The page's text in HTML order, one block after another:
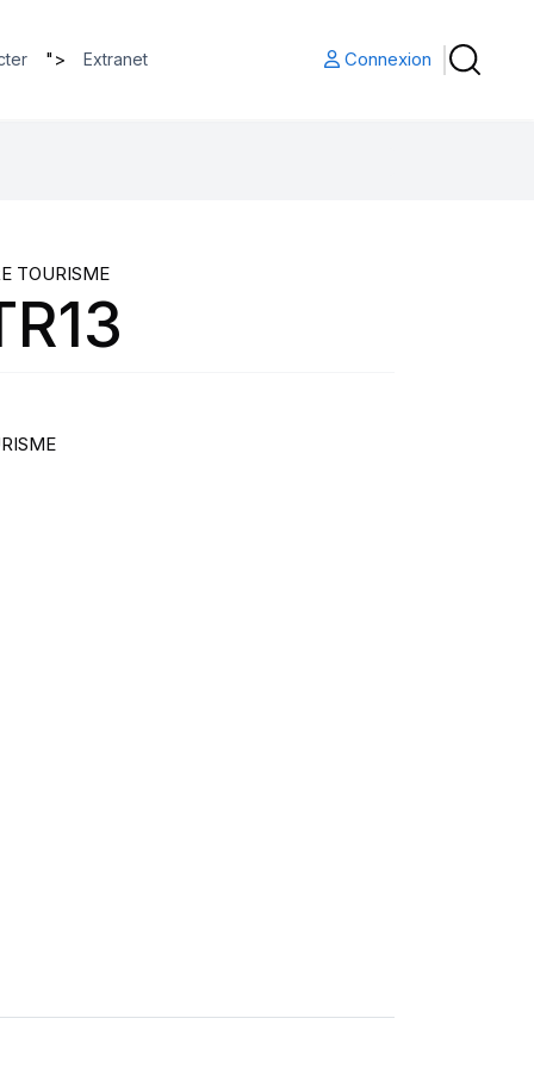
"> Extranet Connexion
TOURISME